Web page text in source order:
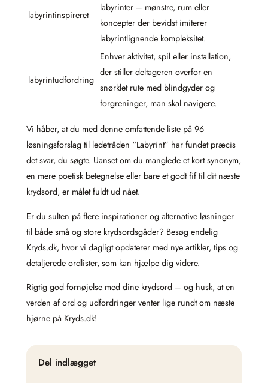
labyrintinspireret
labyrinter – mønstre, rum eller
koncepter der bevidst imiterer
labyrintlignende kompleksitet.
labyrintudfordring
Enhver aktivitet, spil eller installation,
der stiller deltageren overfor en
snørklet rute med blindgyder og
forgreninger, man skal navigere.
Vi håber, at du med denne omfattende liste på 96
løsningsforslag til ledetråden “Labyrint” har fundet præcis
det svar, du søgte. Uanset om du manglede et kort synonym,
en mere poetisk betegnelse eller bare et godt fif til dit næste
krydsord, er målet fuldt ud nået.
Er du sulten på flere inspirationer og alternative løsninger
til både små og store krydsordsgåder? Besøg endelig
Kryds.dk, hvor vi dagligt opdaterer med nye artikler, tips og
detaljerede ordlister, som kan hjælpe dig videre.
Rigtig god fornøjelse med dine krydsord – og husk, at en
verden af ord og udfordringer venter lige rundt om næste
hjørne på Kryds.dk!
Del indlægget